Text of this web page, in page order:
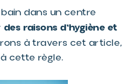
dans un centre
des raisons d'hygiène et
à travers cet article,
cette règle.